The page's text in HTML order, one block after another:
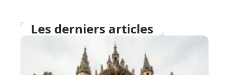
Les derniers articles